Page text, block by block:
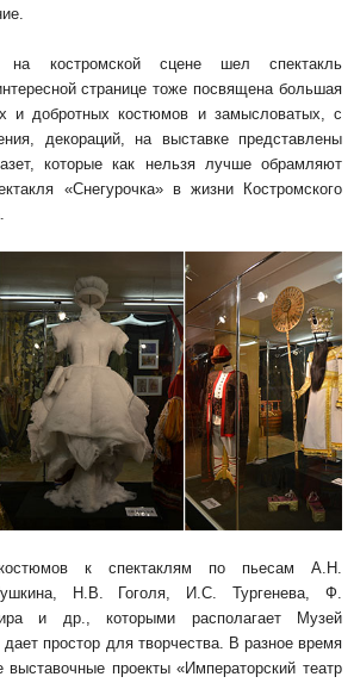
костромской сцене шел спектакль
странице тоже посвящена большая
и добротных костюмов и замысловатых, с
декораций, на выставке представлены
которые как нельзя лучше обрамляют
«Снегурочка» в жизни Костромского
костюмов к спектаклям по пьесам А.Н.
Н.В. Гоголя, И.С. Тургенева, Ф.
и др., которыми располагает Музей
простор для творчества. В разное время
проекты «Императорский театр